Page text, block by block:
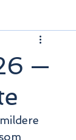
🇲🇺 Mauritius
—